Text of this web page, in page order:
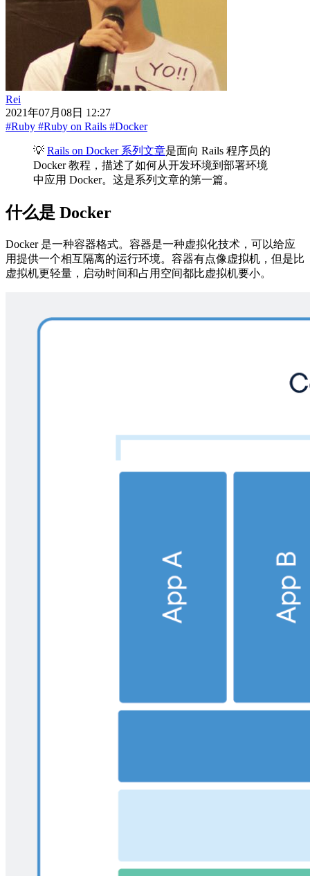
Rei
2021年07月08日 12:27
#Ruby #Ruby on Rails #Docker
💡 Rails on Docker 系列文章是面向 Rails 程序员的
Docker 教程，描述了如何从开发环境到部署环境
中应用 Docker。这是系列文章的第一篇。
什么是 Docker
Docker 是一种容器格式。容器是一种虚拟化技术，可以给应
用提供一个相互隔离的运行环境。容器有点像虚拟机，但是比
虚拟机更轻量，启动时间和占用空间都比虚拟机要小。